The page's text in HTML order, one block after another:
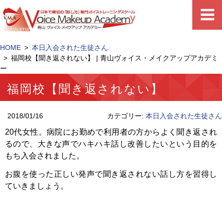
HOME
本日入会された生徒さん
福岡校【聞き返されない】 | 青山ヴォイス・メイクアップアカデミ
ー
福岡校【聞き返されない】
2018/01/16 カテゴリー: 本日入会された生徒さん
20代女性。病院にお勤めで利用者の方からよく聞き返され
るので、大きな声でハキハキ話し改善したいという目的を
もち入会されました。
お腹を使った正しい発声で聞き返されない話し方を習得し
ていきましょう。